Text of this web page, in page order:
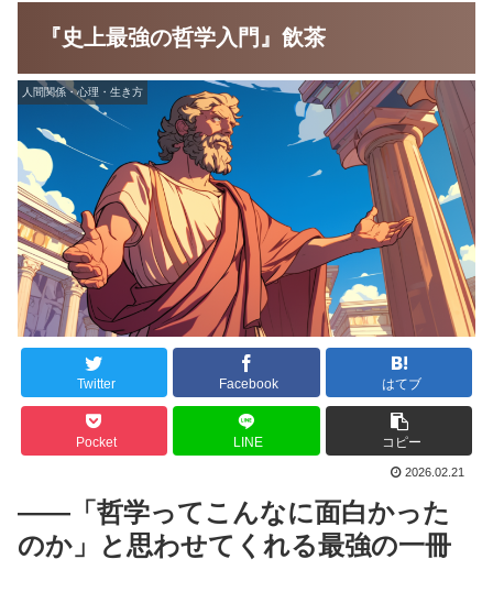
『史上最強の哲学入門』飲茶
人間関係・心理・生き方
Twitter Facebook はてブ
Pocket LINE コピー
2026.02.21
――「哲学ってこんなに面白かった
のか」と思わせてくれる最強の一冊